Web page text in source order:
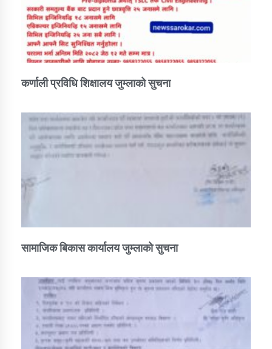
कर्णाली प्रविधि शिक्षालय जुम्लाको सुचना
सामाजिक बिकास कार्यालय जुम्लाकाे सुचना